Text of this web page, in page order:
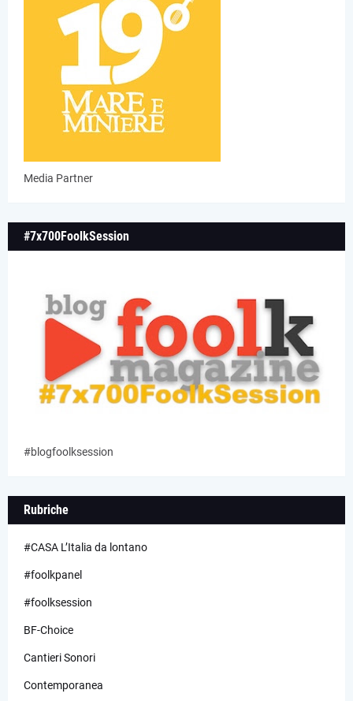
Media Partner
#7x700FoolkSession
#blogfoolksession
Rubriche
#CASA L’Italia da lontano
#foolkpanel
#foolksession
BF-Choice
Cantieri Sonori
Contemporanea